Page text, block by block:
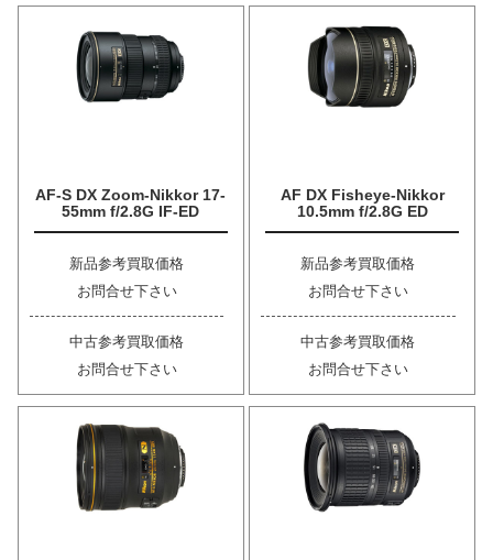
AF-S DX Zoom-Nikkor 17-
55mm f/2.8G IF-ED
新品参考買取価格
お問合せ下さい
中古参考買取価格
お問合せ下さい
AF DX Fisheye-Nikkor
10.5mm f/2.8G ED
新品参考買取価格
お問合せ下さい
中古参考買取価格
お問合せ下さい